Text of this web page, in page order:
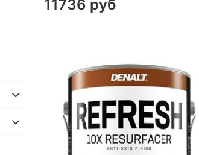
11736 руб